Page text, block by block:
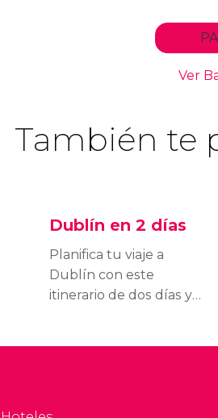
También te
Dublín en 2 días
Planifica tu viaje a
Dublín con este
itinerario de dos días y